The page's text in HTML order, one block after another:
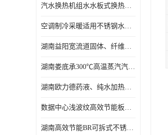
变频供水机组
汽水混合加热器
水处理设备
汽水换热机组水水板式换热机组板式热交换机组厂家专业定制
空调制冷采暖适用不锈钢水水汽水板式换热器
湖南益阳宽流道固体、纤维、浆状物质加热冷却冷凝蒸发板式换热器
湖南娄底承300℃高温蒸汽汽水二级换热器
湖南欧力德药液、纯水加热、冷却、蒸发及杀菌用卫生级板式换热器
数据中心浅波纹高效节能板式换热器
湖南高效节能BR可拆式不锈钢板式换热器厂家定制